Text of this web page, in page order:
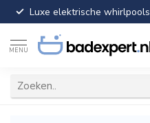
Luxe elektrische whirlpools
MENU